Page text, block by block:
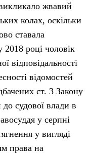
жвавий
колах, оскільки
ставала
році чоловік
відповідальності
відомостей
ст. 3 Закону
судової влади в
у серпні
у вигляді
права на